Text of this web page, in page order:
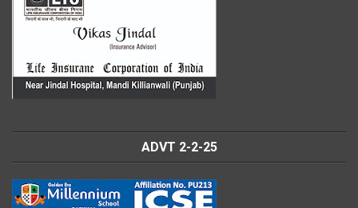
ADVT 2-2-25